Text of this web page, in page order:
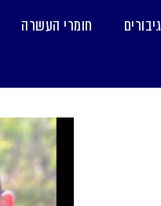
חומרי העשרה